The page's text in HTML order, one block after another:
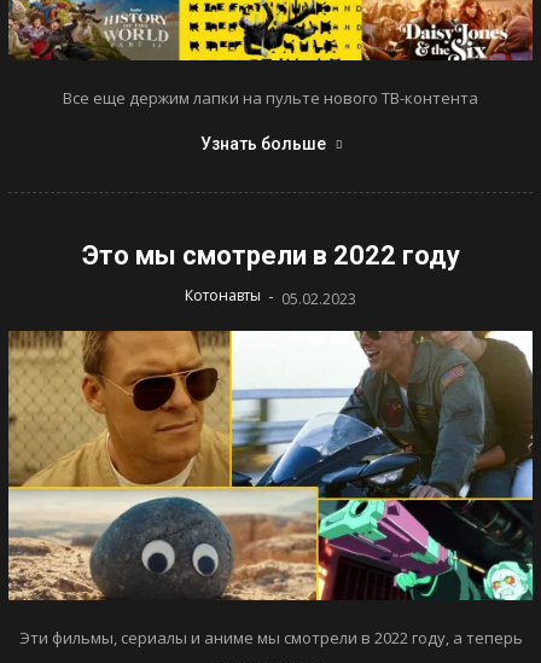
Все еще держим лапки на пульте нового ТВ-контента
Узнать больше
Это мы смотрели в 2022 году
Котонавты - 05.02.2023
Эти фильмы, сериалы и аниме мы смотрели в 2022 году, а теперь